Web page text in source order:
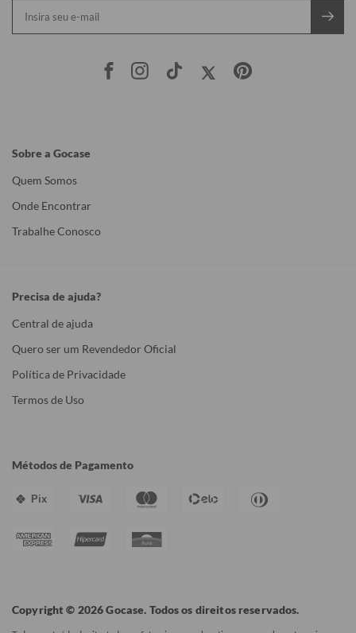
Sobre a Gocase
Quem Somos
Onde Encontrar
Trabalhe Conosco
Precisa de ajuda?
Central de ajuda
Quero ser um Revendedor Oficial
Política de Privacidade
Termos de Uso
Métodos de Pagamento
Pix
Copyright © 2026 Gocase. Todos os direitos reservados.